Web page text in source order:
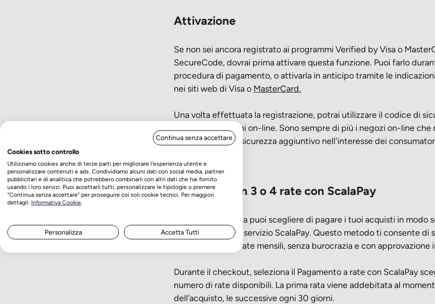
Attivazione
Se non sei ancora registrato ai programmi Verified by Visa o
SecureCode, dovrai prima attivare questa funzione. Puoi farlo
procedura di pagamento, o attivarla in anticipo tramite le
nei siti web di Visa o MasterCard.
Una volta effettuata la registrazione, potrai utilizzare il codice di
tutte le transazioni on-line. Sono sempre di più i negozi on-line che
questo codice di sicurezza aggiuntivo nell'interesse dei
Pagamento in 3 o 4 rate con ScalaPay
Su EquiSportMania puoi scegliere di pagare i tuoi acquisti in modo
flessibile grazie al servizio ScalaPay. Questo metodo ti consente di
l’importo in 3 o 4 rate mensili, senza burocrazia e con approvazione
Durante il checkout, seleziona il Pagamento a rate con ScalaPay
numero di rate disponibili. La prima rata viene addebitata al
dell’acquisto, le successive ogni 30 giorni.
Continua senza accettare
Cookies sotto controllo
Utilizziamo cookies anche di terze parti per migliorare l'esperienza utente e
personalizzare contenuti e ads. Condividiamo alcuni dati con social media, partner
pubblicitari e di analitica che potrebbero combinarli con altri dati che hai fornito
usando i loro servizi. Puoi accettarli tutti, personalizzare le tipologie o premere
"Continua senza accettare" per proseguire coi soli cookie tecnici. Per maggiori
dettagli: Informativa Cookie.
Personalizza Accetta Tutti